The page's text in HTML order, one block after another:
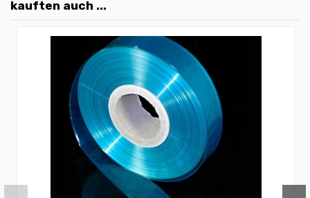
kauften auch ...